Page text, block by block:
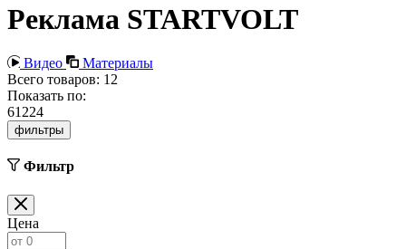
Реклама STARTVOLT
Видео
Материалы
Всего товаров: 12
Показать по:
61224
фильтры
Фильтр
Цена